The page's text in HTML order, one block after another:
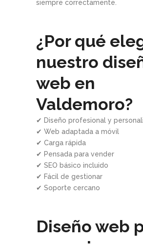
siempre correctamente.
¿Por qué
nuestro
web en
Valdemoro?
✔ Diseño profesional y
✔ Web adaptada a móvil
✔ Carga rápida
✔ Pensada para vender
✔ SEO básico incluido
✔ Fácil de gestionar
✔ Soporte cercano
Diseño web